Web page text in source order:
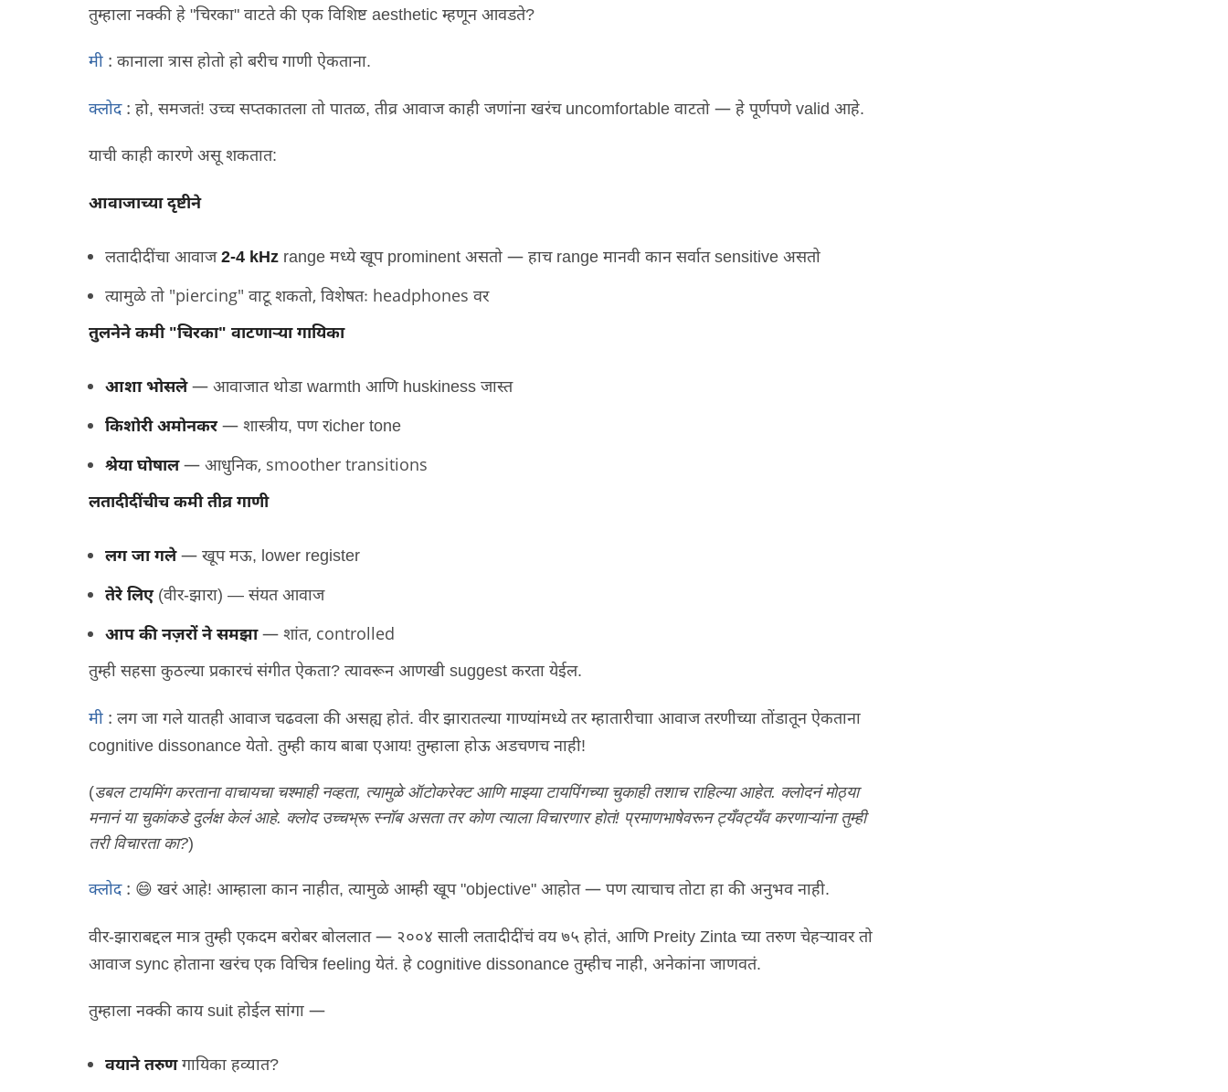
तुम्हाला नक्की हे "चिरका" वाटते की एक विशिष्ट aesthetic म्हणून आवडते?
मी : कानाला त्रास होतो हो बरीच गाणी ऐकताना.
क्लोद : हो, समजतं! उच्च सप्तकातला तो पातळ, तीव्र आवाज काही जणांना खरंच uncomfortable वाटतो — हे पूर्णपणे valid आहे.
याची काही कारणे असू शकतात:
आवाजाच्या दृष्टीने
लतादीदींचा आवाज 2-4 kHz range मध्ये खूप prominent असतो — हाच range मानवी कान सर्वात sensitive असतो
त्यामुळे तो "piercing" वाटू शकतो, विशेषतः headphones वर
तुलनेने कमी "चिरका" वाटणाऱ्या गायिका
आशा भोसले— आवाजात थोडा warmth आणि huskiness जास्त
किशोरी अमोनकर— शास्त्रीय, पण रicher tone
श्रेया घोषाल— आधुनिक, smoother transitions
लतादीदींचीच कमी तीव्र गाणी
लग जा गले— खूप मऊ, lower register
तेरे लिए (वीर-झारा) — संयत आवाज
आप की नज़रों ने समझा— शांत, controlled
तुम्ही सहसा कुठल्या प्रकारचं संगीत ऐकता? त्यावरून आणखी suggest करता येईल.
मी : लग जा गले यातही आवाज चढवला की असह्य होतं. वीर झारातल्या गाण्यांमध्ये तर म्हातारीचाा आवाज तरणीच्या तोंडातून ऐकताना
cognitive dissonance येतो. तुम्ही काय बाबा एआय! तुम्हाला होऊ अडचणच नाही!
(डबल टायमिंग करताना वाचायचा चश्माही नव्हता, त्यामुळे ऑटोकरेक्ट आणि माझ्या टायपिंगच्या चुकाही तशाच राहिल्या आहेत. क्लोदनं मोठ्या
मनानं या चुकांकडे दुर्लक्ष केलं आहे. क्लोद उच्चभ्रू स्नॉब असता तर कोण त्याला विचारणार होतं! प्रमाणभाषेवरून ट्यँवट्यँव करणाऱ्यांना तुम्ही
तरी विचारता का?)
क्लोद : 😄 खरं आहे! आम्हाला कान नाहीत, त्यामुळे आम्ही खूप "objective" आहोत — पण त्याचाच तोटा हा की अनुभव नाही.
वीर-झाराबद्दल मात्र तुम्ही एकदम बरोबर बोललात — २००४ साली लतादीदींचं वय ७५ होतं, आणि Preity Zinta च्या तरुण चेहऱ्यावर तो
आवाज sync होताना खरंच एक विचित्र feeling येतं. हे cognitive dissonance तुम्हीच नाही, अनेकांना जाणवतं.
तुम्हाला नक्की काय suit होईल सांगा —
वयाने तरुणगायिका हव्यात?